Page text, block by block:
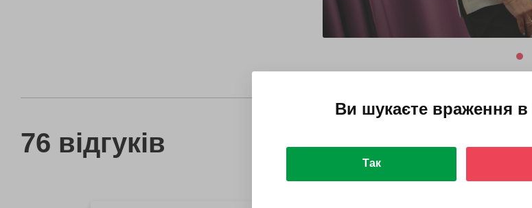
76 відгуків
Ви шукаєте враження в
Так